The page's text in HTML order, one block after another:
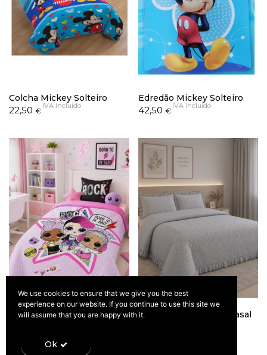
Colcha Mickey Solteiro
22,50 €
IVA incluído
Edredão Mickey Solteiro
42,50 €
IVA incluído
Edredão LOL Surprise
Colcha Carlota Cinza Casal
We use cookies to ensure that we give you the best
experience on our website. If you continue to use this site we
will assume that you are happy with it.
Ok